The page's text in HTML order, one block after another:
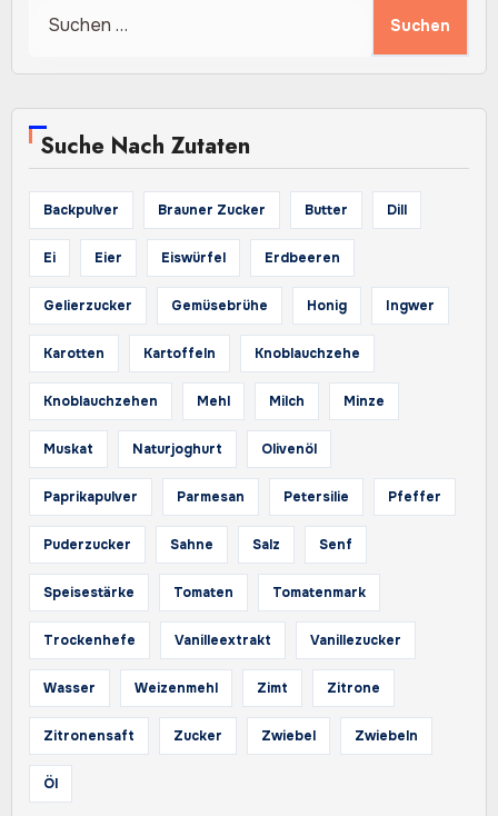
nach:
Suche Nach Zutaten
Backpulver Brauner Zucker Butter Dill
Ei Eier Eiswürfel Erdbeeren
Gelierzucker Gemüsebrühe Honig Ingwer
Karotten Kartoffeln Knoblauchzehe
Knoblauchzehen Mehl Milch Minze
Muskat Naturjoghurt Olivenöl
Paprikapulver Parmesan Petersilie Pfeffer
Puderzucker Sahne Salz Senf
Speisestärke Tomaten Tomatenmark
Trockenhefe Vanilleextrakt Vanillezucker
Wasser Weizenmehl Zimt Zitrone
Zitronensaft Zucker Zwiebel Zwiebeln
Öl